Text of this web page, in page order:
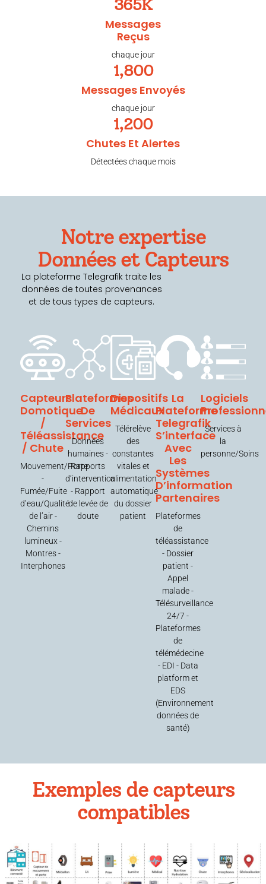
365K
Messages
Reçus
chaque jour
1,800
Messages Envoyés
chaque jour
1,200
Chutes Et Alertes
Détectées chaque mois
Notre expertise
Données et Capteurs
La plateforme Telegrafik traite les
données de toutes provenances
et de tous types de capteurs.
Capteurs
Domotique
/
Téléassistance
/ Chute
Mouvement/Porte
-
Fumée/Fuite
d’eau/Qualité
de l’air -
Chemins
lumineux -
Montres -
Interphones
Plateformes
De
Services
Données
humaines -
Rapports
d’intervention
- Rapport
de levée de
doute
Dispositifs
Médicaux
Télérelève
des
constantes
vitales et
alimentation
automatique
du dossier
patient
La
Plateforme
Telegrafik
S’interface
Avec
Les
Systèmes
D’information
Partenaires
Plateformes
de
téléassistance
- Dossier
patient -
Appel
malade -
Télésurveillance
24/7 -
Plateformes
de
télémédecine
- EDI - Data
platform et
EDS
(Environnement
données de
santé)
Logiciels
Services à
la
personne/Soins
Exemples de capteurs
compatibles